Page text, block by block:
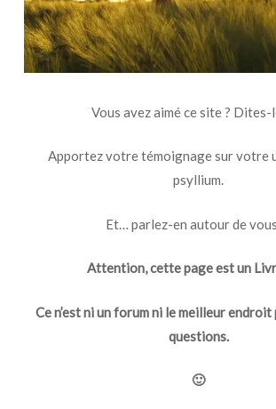
Vous avez aimé ce site ? Dites-
Apportez votre témoignage sur votre
psyllium.
Et… parlez-en autour de
Attention, cette page est un
Ce n’est ni un forum ni le meilleur
questions.
🙂